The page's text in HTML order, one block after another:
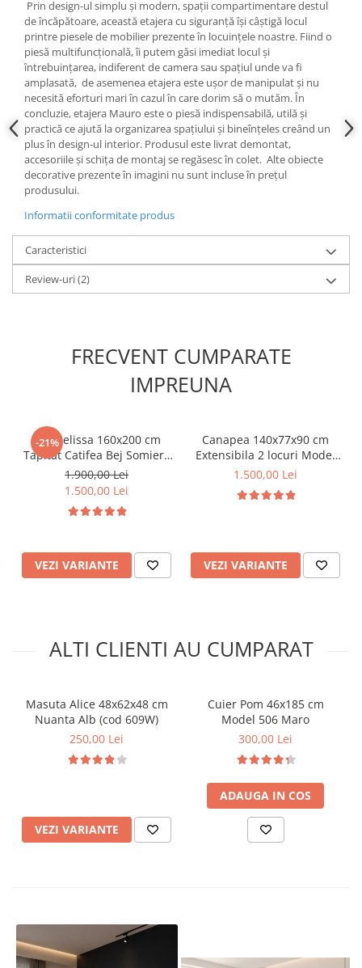
Prin design-ul simplu și modern, spații compartimentare destul
de încăpătoare, această etajera cu siguranță își câștigă locul
printre piesele de mobilier prezente în locuințele noastre. Fiind o
piesă multifuncțională, îi putem găsi imediat locul și
întrebuințarea, indiferent de camera sau spațiul unde va fi
amplasată, de asemenea etajera este ușor de manipulat și nu
necesită eforturi mari în cazul în care dorim să o mutăm. În
concluzie, etajera Mauro este o piesă indispensabilă, utilă și
practică ce ajută la organizarea spațiului și bineînțeles creând un
plus în design-ul interior. Produsul este livrat demontat,
accesoriile și schița de montaj se regăsesc în colet. Alte obiecte
decorative prezente în imagini nu sunt incluse în prețul
produsului.
Informatii conformitate produs
Caracteristici
Review-uri(2)
FRECVENT CUMPARATE
IMPREUNA
-21%
Pat Melissa 160x200 cm
Tapitat Catifea Bej Somiera
Inclusa
1.900,00 Lei
1.500,00 Lei
VEZI VARIANTE
Canapea 140x77x90 cm
Extensibila 2 locuri Model
One Tapiterie Catifea Gri
1.500,00 Lei
VEZI VARIANTE
ALTI CLIENTI AU CUMPARAT
Masuta Alice 48x62x48 cm
Nuanta Alb (cod 609W)
250,00 Lei
VEZI VARIANTE
Cuier Pom 46x185 cm
Model 506 Maro
300,00 Lei
ADAUGA IN COS